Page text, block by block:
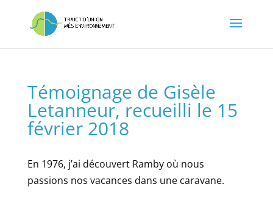
Témoignage de Gisèle
Letanneur, recueilli le 15
février 2018
En 1976, j’ai découvert Ramby où nous
passions nos vacances dans une caravane.